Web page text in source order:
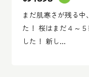
まだ肌寒さが残る
た！ 桜はまだ４～
した！ 新し...